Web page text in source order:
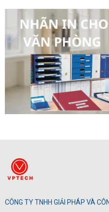
CÔNG TY TNHH GIẢI PHÁP VÀ